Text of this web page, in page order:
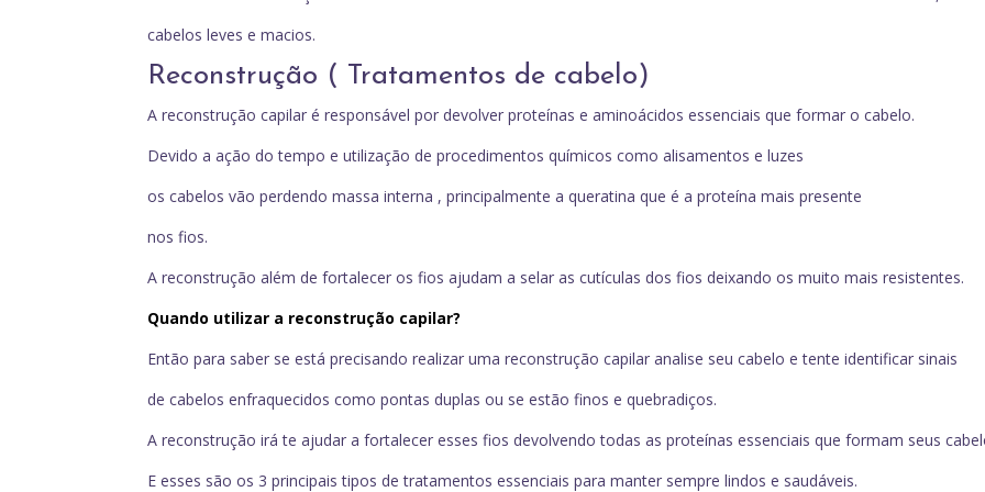
cabelos leves e macios.
Reconstrução ( Tratamentos de cabelo)
A reconstrução capilar é responsável por devolver proteínas e aminoácidos essenciais que formar o cabelo.
Devido a ação do tempo e utilização de procedimentos químicos como alisamentos e luzes
os cabelos vão perdendo massa interna , principalmente a queratina que é a proteína mais presente
nos fios.
A reconstrução além de fortalecer os fios ajudam a selar as cutículas dos fios deixando os muito mais resistentes.
Quando utilizar a reconstrução capilar?
Então para saber se está precisando realizar uma reconstrução capilar analise seu cabelo e tente identificar sinais
de cabelos enfraquecidos como pontas duplas ou se estão finos e quebradiços.
A reconstrução irá te ajudar a fortalecer esses fios devolvendo todas as proteínas essenciais que formam seus
E esses são os 3 principais tipos de tratamentos essenciais para manter sempre lindos e saudáveis.